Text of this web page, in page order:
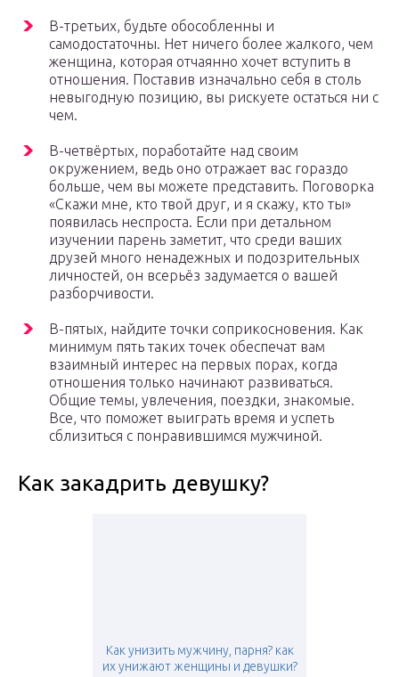
В-третьих, будьте обособленны и
самодостаточны. Нет ничего более жалкого, чем
женщина, которая отчаянно хочет вступить в
отношения. Поставив изначально себя в столь
невыгодную позицию, вы рискуете остаться ни с
чем.
В-четвёртых, поработайте над своим
окружением, ведь оно отражает вас гораздо
больше, чем вы можете представить. Поговорка
«Скажи мне, кто твой друг, и я скажу, кто ты»
появилась неспроста. Если при детальном
изучении парень заметит, что среди ваших
друзей много ненадежных и подозрительных
личностей, он всерьёз задумается о вашей
разборчивости.
В-пятых, найдите точки соприкосновения. Как
минимум пять таких точек обеспечат вам
взаимный интерес на первых порах, когда
отношения только начинают развиваться.
Общие темы, увлечения, поездки, знакомые.
Все, что поможет выиграть время и успеть
сблизиться с понравившимся мужчиной.
Как закадрить девушку?
Как унизить мужчину, парня? как
их унижают женщины и девушки?